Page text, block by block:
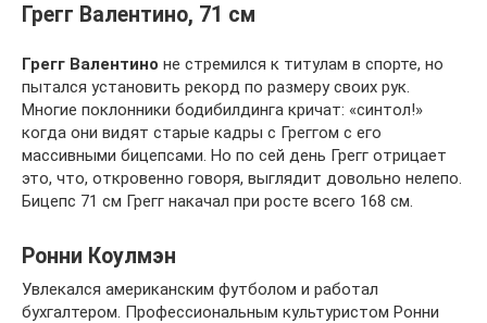
Грегг Валентино, 71 см
Грегг Валентино не стремился к титулам в спорте, но
пытался установить рекорд по размеру своих рук.
Многие поклонники бодибилдинга кричат: «синтол!»
когда они видят старые кадры с Греггом с его
массивными бицепсами. Но по сей день Грегг отрицает
это, что, откровенно говоря, выглядит довольно нелепо.
Бицепс 71 см Грегг накачал при росте всего 168 см.
Ронни Коулмэн
Увлекался американским футболом и работал
бухгалтером. Профессиональным культуристом Ронни